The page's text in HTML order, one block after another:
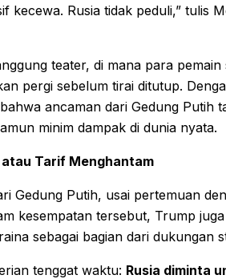
kecewa. Rusia tidak peduli,” tulis
teater, di mana para
pergi sebelum tirai ditutup.
ancaman dari Gedung Putih
minim dampak di dunia nyata.
Tarif Menghantam
Gedung Putih, usai pertemuan
kesempatan tersebut, Trump
sebagai bagian dari dukungan
tenggat waktu: Rusia diminta